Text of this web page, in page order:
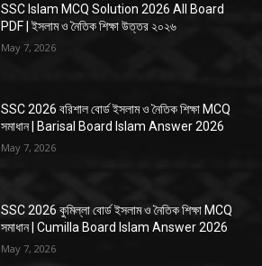
SSC Islam MCQ Solution 2026 All Board
PDF | ইসলাম ও নৈতিক শিক্ষা উত্তর ২০২৬
May 7, 2026
SSC 2026 বরিশাল বোর্ড ইসলাম ও নৈতিক শিক্ষা MCQ
সমাধান | Barisal Board Islam Answer 2026
May 7, 2026
SSC 2026 কুমিল্লা বোর্ড ইসলাম ও নৈতিক শিক্ষা MCQ
সমাধান | Cumilla Board Islam Answer 2026
May 7, 2026